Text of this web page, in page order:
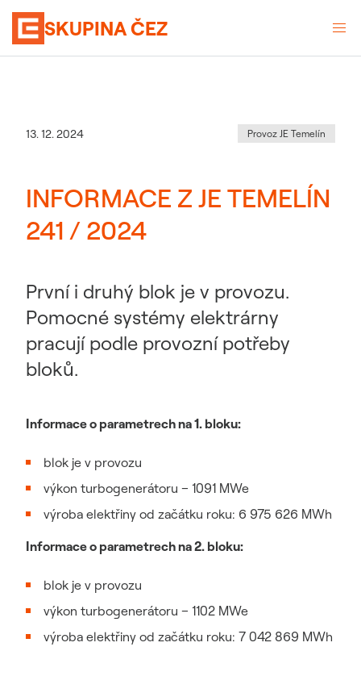
SKUPINA ČEZ
Datum zveřejnění
13. 12. 2024 Kategorie:
Provoz JE Temelín
INFORMACE Z JE TEMELÍN
241 / 2024
První i druhý blok je v provozu.
Pomocné systémy elektrárny
pracují podle provozní potřeby
bloků.
Informace o parametrech na 1. bloku:
blok je v provozu
výkon turbogenerátoru – 1091 MWe
výroba elektřiny od začátku roku: 6 975 626 MWh
Informace o parametrech na 2. bloku:
blok je v provozu
výkon turbogenerátoru – 1102 MWe
výroba elektřiny od začátku roku: 7 042 869 MWh